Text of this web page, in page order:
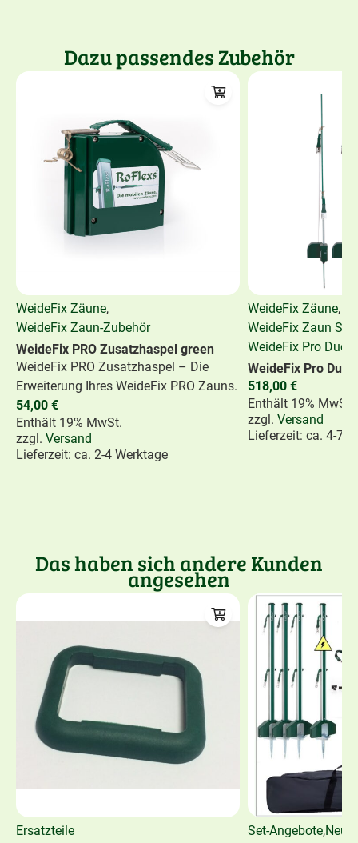
Dazu passendes Zubehör
WeideFix Zäune,
WeideFix Zaun-Zubehör
WeideFix PRO Zusatzhaspel green
WeideFix PRO Zusatzhaspel – Die
Erweiterung Ihres WeideFix PRO Zauns.
54,00 €
Enthält 19% MwSt.
zzgl. Versand
Lieferzeit: ca. 2-4 Werktage
WeideFix Zäune,
WeideFix Zaun
WeideFix Pro Duo-
WeideFix Pro Duo
518,00 €
Enthält 19% MwSt.
zzgl. Versand
Lieferzeit: ca. 4-7
Das haben sich andere Kunden
angesehen
Ersatzteile
Set-Angebote,